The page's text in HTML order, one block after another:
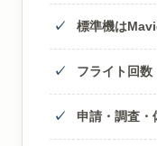
標準機は
フライト回数
申請・調査・